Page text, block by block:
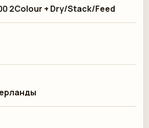
2Colour + Dry/Stack/Feed